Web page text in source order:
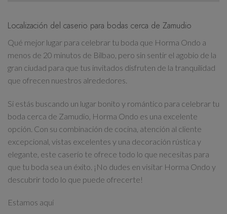
Localización del caserio para bodas cerca de Zamudio
Qué mejor lugar para celebrar tu boda que Horma Ondo a
menos de 20 minutos de Bilbao, pero sin sentir el agobio de la
gran ciudad para que tus invitados disfruten de la tranquilidad
que ofrecen nuestros alrededores.
Si estás buscando un lugar bonito y romántico para celebrar tu
boda cerca de Zamudio, Horma Ondo es una excelente
opción. Con su combinación de cocina, atención al cliente
excepcional, vistas excelentes y una decoración rústica y
elegante, este caserío te ofrece todo lo que necesitas para
que tu boda sea un éxito. ¡No dudes en visitar Horma Ondo y
descubrir todo lo que puede ofrecerte!
Estamos aquí